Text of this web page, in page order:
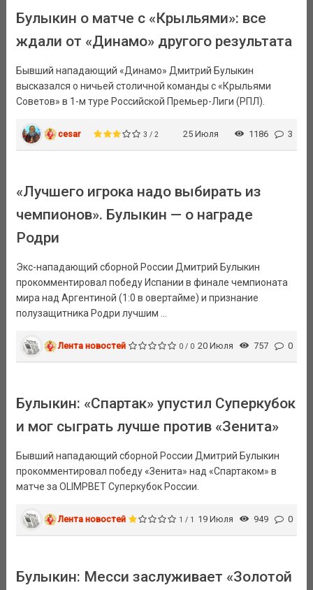
Булыкин о матче с «Крыльями»: все
ждали от «Динамо» другого результата
Бывший нападающий «Динамо» Дмитрий Булыкин
высказался о ничьей столичной команды с «Крыльями
Советов» в 1-м туре Российской Премьер-Лиги (РПЛ).
cesar 3 / 2 25 Июля 1186 3
«Лучшего игрока надо выбирать из
чемпионов». Булыкин — о награде
Родри
Экс-нападающий сборной России Дмитрий Булыкин
прокомментировал победу Испании в финале чемпионата
мира над Аргентиной (1:0 в овертайме) и признание
полузащитника Родри лучшим ...
Лента новостей 0 / 0 20 Июля 757 0
Булыкин: «Спартак» упустил Суперкубок
и мог сыграть лучше против «Зенита»
Бывший нападающий сборной России Дмитрий Булыкин
прокомментировал победу «Зенита» над «Спартаком» в
матче за OLIMPBET Суперкубок России.
Лента новостей 1 / 1 19 Июля 949 0
Булыкин: Месси заслуживает «Золотой